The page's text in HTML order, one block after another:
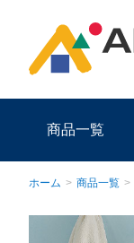
商品一覧
ホーム > 商品一覧 >